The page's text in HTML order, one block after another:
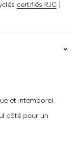
certifiés RJC
et intemporel.
côté pour un